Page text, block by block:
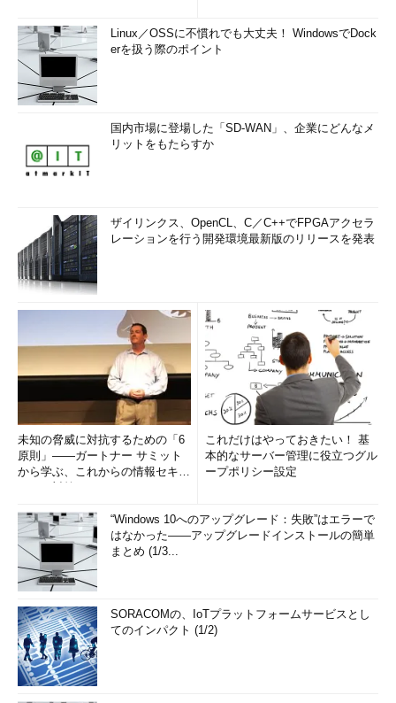
Linux／OSSに不慣れでも大丈夫！ WindowsでDock
erを扱う際のポイント
国内市場に登場した「SD-WAN」、企業にどんなメ
リットをもたらすか
ザイリンクス、OpenCL、C／C++でFPGAアクセラ
レーションを行う開発環境最新版のリリースを発表
未知の脅威に対抗するための「6
原則」――ガートナー サミット
から学ぶ、これからの情報セキュ
これだけはやっておきたい！ 基
本的なサーバー管理に役立つグル
ープポリシー設定
“Windows 10へのアップグレード：失敗”はエラーで
はなかった――アップグレードインストールの簡単
まとめ (1/3...
SORACOMの、IoTプラットフォームサービスとし
てのインパクト (1/2)